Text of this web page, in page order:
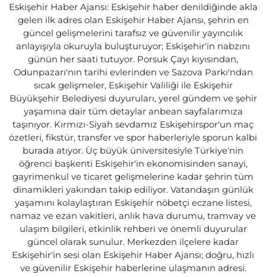
Eskişehir Haber Ajansı: Eskişehir haber denildiğinde akla
gelen ilk adres olan Eskişehir Haber Ajansı, şehrin en
güncel gelişmelerini tarafsız ve güvenilir yayıncılık
anlayışıyla okuruyla buluşturuyor; Eskişehir'in nabzını
günün her saati tutuyor. Porsuk Çayı kıyısından,
Odunpazarı'nın tarihi evlerinden ve Sazova Parkı'ndan
sıcak gelişmeler, Eskişehir Valiliği ile Eskişehir
Büyükşehir Belediyesi duyuruları, yerel gündem ve şehir
yaşamına dair tüm detaylar anbean sayfalarımıza
taşınıyor. Kırmızı-Siyah sevdamız Eskişehirspor'un maç
özetleri, fikstür, transfer ve spor haberleriyle sporun kalbi
burada atıyor. Üç büyük üniversitesiyle Türkiye'nin
öğrenci başkenti Eskişehir'in ekonomisinden sanayi,
gayrimenkul ve ticaret gelişmelerine kadar şehrin tüm
dinamikleri yakından takip ediliyor. Vatandaşın günlük
yaşamını kolaylaştıran Eskişehir nöbetçi eczane listesi,
namaz ve ezan vakitleri, anlık hava durumu, tramvay ve
ulaşım bilgileri, etkinlik rehberi ve önemli duyurular
güncel olarak sunulur. Merkezden ilçelere kadar
Eskişehir'in sesi olan Eskişehir Haber Ajansı; doğru, hızlı
ve güvenilir Eskişehir haberlerine ulaşmanın adresi.